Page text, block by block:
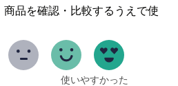
品を確認・比較するうえで使
使いやすかった